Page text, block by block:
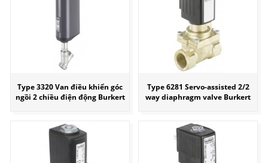
Type 3320 Van điều khiển góc
ngồi 2 chiều điện động Burkert
Type 6281 Servo-assisted 2/2
way diaphragm valve Burkert